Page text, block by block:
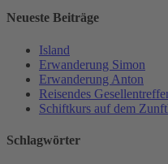
Neueste Beiträge
Island
Erwanderung Simon
Erwanderung Anton
Reisendes
Schiftkurs auf dem
Schlagwörter